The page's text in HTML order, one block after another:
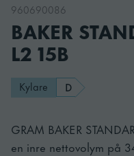
960690086
BAKER
L2 15B
Kylare D
GRAM BAKER
en inre nettovolym på